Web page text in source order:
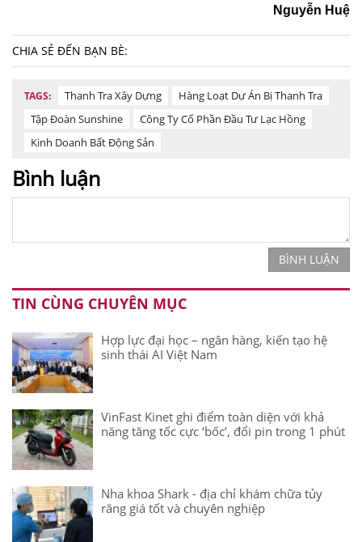
Nguyễn Huệ
CHIA SẺ ĐẾN BẠN BÈ:
TAGS: Thanh Tra Xây Dựng
Hàng Loạt Dự Án Bị Thanh Tra
Tập Đoàn Sunshine
Công Ty Cổ Phần Đầu Tư Lạc Hồng
Kinh Doanh Bất Động Sản
Bình luận
BÌNH LUẬN
TIN CÙNG CHUYÊN MỤC
Hợp lực đại học – ngân hàng, kiến tạo hệ
sinh thái AI Việt Nam
VinFast Kinet ghi điểm toàn diện với khả
năng tăng tốc cực ‘bốc’, đổi pin trong 1 phút
Nha khoa Shark - địa chỉ khám chữa tủy
răng giá tốt và chuyên nghiệp